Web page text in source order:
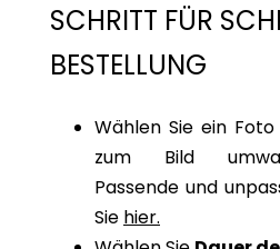
SCHRITT FÜR
BESTELLUNG
Wählen Sie ein
zum Bild
Passende und
Sie hier.